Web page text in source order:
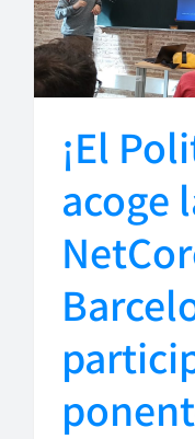
¡El
acoge